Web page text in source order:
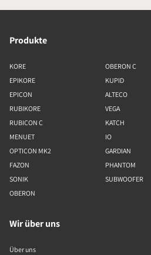
Produkte
KORE
EPIKORE
EPICON
RUBIKORE
RUBICON C
MENUET
OPTICON MK2
FAZON
SONIK
OBERON
OBERON C
KUPID
ALTECO
VEGA
KATCH
IO
GARDIAN
PHANTOM
SUBWOOFER
Wir über uns
Über uns